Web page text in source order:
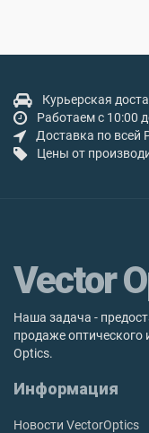
Курьерская
Работаем с 10:00
Доставка по всей
Цены от
Vector
Наша задача -
продаже оптического
Optics.
Информация
Новости VectorOptics